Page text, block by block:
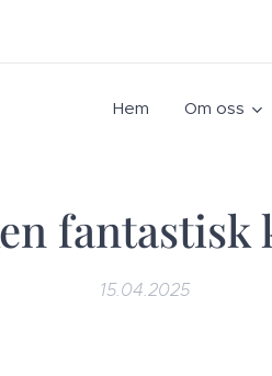
Hem Om oss
fantastisk
15.04.2025